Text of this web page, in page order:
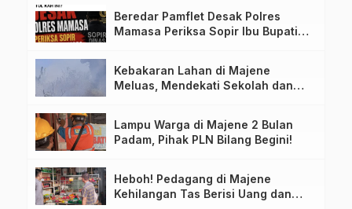
Beredar Pamflet Desak Polres
Mamasa Periksa Sopir Ibu Bupati
Kebakaran Lahan di Majene
Meluas, Mendekati Sekolah dan
Lampu Warga di Majene 2 Bulan
Padam, Pihak PLN Bilang Begini!
Heboh! Pedagang di Majene
Kehilangan Tas Berisi Uang dan